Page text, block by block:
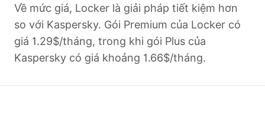
Về mức giá, Locker là giải pháp tiết kiệm hơn
so với Kaspersky. Gói Premium của Locker có
giá 1.29$/tháng, trong khi gói Plus của
Kaspersky có giá khoảng 1.66$/tháng.